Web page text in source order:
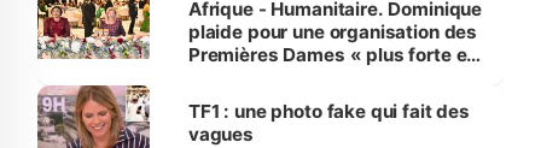
Afrique - Humanitaire. Dominique
plaide pour une organisation des
Premières Dames « plus forte et
sur la scène internationale »
TF1 : une photo fake qui fait des
vagues